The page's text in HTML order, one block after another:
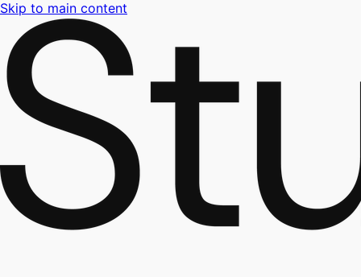
Skip to main content